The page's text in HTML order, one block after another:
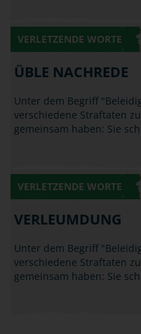
VERLETZENDE WORTE
ÜBLE NACHREDE
Unter dem Begriff
verschiedene Straftaten
gemeinsam haben: Sie
VERLETZENDE WORTE
VERLEUMDUNG
Unter dem Begriff
verschiedene Straftaten
gemeinsam haben: Sie